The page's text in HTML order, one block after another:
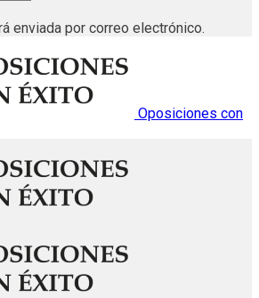
enviada por correo electrónico.
Oposiciones con